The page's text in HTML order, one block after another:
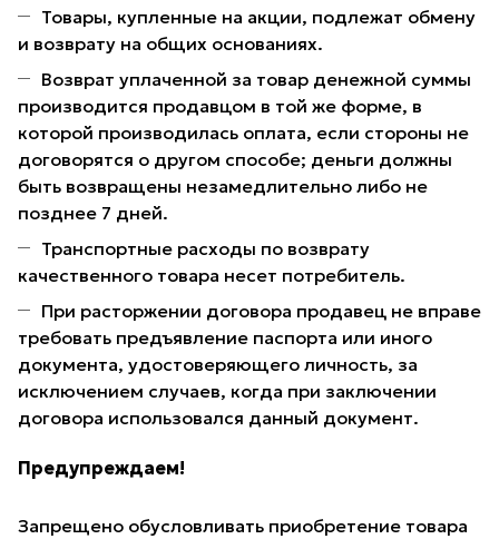
Товары, купленные на акции, подлежат обмену
и возврату на общих основаниях.
Возврат уплаченной за товар денежной суммы
производится продавцом в той же форме, в
которой производилась оплата, если стороны не
договорятся о другом способе; деньги должны
быть возвращены незамедлительно либо не
позднее 7 дней.
Транспортные расходы по возврату
качественного товара несет потребитель.
При расторжении договора продавец не вправе
требовать предъявление паспорта или иного
документа, удостоверяющего личность, за
исключением случаев, когда при заключении
договора использовался данный документ.
Предупреждаем!
Запрещено обусловливать приобретение товара